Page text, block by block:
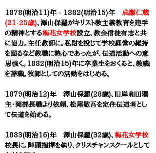
1878(明治11)年 - 1882(明治15)年
成瀬仁蔵
(21-25歳)、 澤山保羅がキリスト教主義教育を建学
の精神とする梅花女学校設立、教会信徒有志と共
に協力。主任教師に。私財を投じて学校経営の維持
を図るなど教職に熱心であったが、伝道活動への意
思強く。1882(明治15)年に卒業生をおくると、教職
を辞職。牧師としての活動をはじめる。
1879(明治12)年 澤山保羅(28歳)、旧岸和田藩
主・岡部長職より依頼、松尾敬吾を定住伝道者とし
て伝道を始める。
1883(明治16)年 澤山保羅(32歳)、 梅花女学校
校長に。陣頭指揮を執り、クリスチャンスクールとして